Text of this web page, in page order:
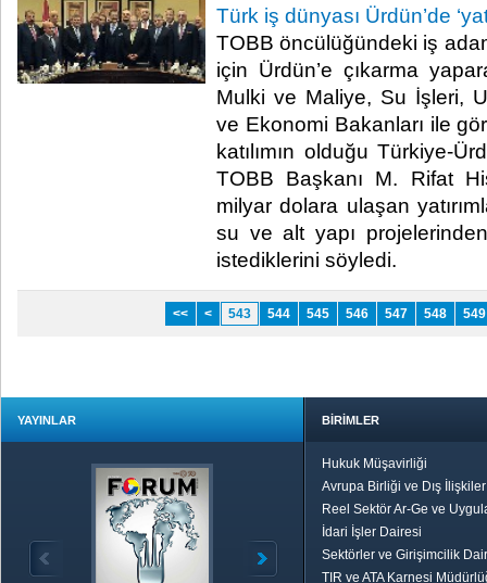
Türk iş dünyası Ürdün’de
TOBB öncülüğündeki iş
için Ürdün’e çıkarma
Mulki ve Maliye, Su İşleri,
ve Ekonomi Bakanları ile
katılımın olduğu Türkiye-
TOBB Başkanı M. Rifat
milyar dolara ulaşan
su ve alt yapı
istediklerini söyledi.​
<< < 543 544 545 546 547 548 549
YAYINLAR BİRİMLER
Hukuk Müşavirliği
Avrupa Birliği ve Dış
Reel Sektör Ar-Ge ve
İdari İşler Dairesi
Sektörler ve Girişimcilik
TIR ve ATA Karnesi